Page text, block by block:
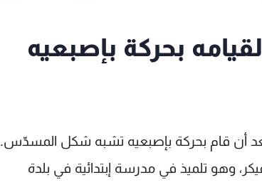
بحركة بإصبعيه
أن قام بحركة بإصبعيه تشبه شكل المسدّس.
وهو تلميذ في مدرسة إبتدائية في بلدة